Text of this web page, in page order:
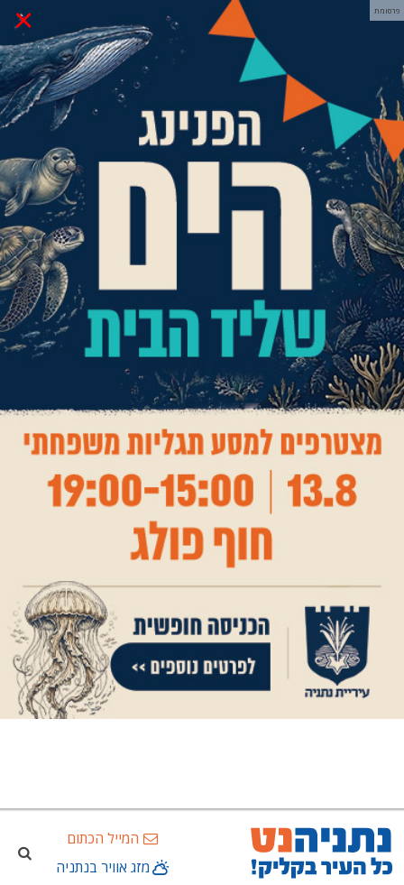
× פרסומת
המייל הכתום
מזג אוויר בנתניה